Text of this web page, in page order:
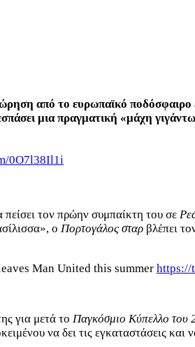
από το ευρωπαϊκό
μια πραγματική «μάχη
0O7l38Il1i
τον πρώην συμπαίκτη του σε
ο Πορτογάλος σταρ βλέπει
Man United this summer https://
για μετά το Παγκόσμιο Κύπελλο του
να δει τις εγκαταστάσεις και